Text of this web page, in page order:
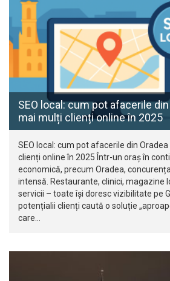
SEO local: cum pot afacerile
mai mulți clienți online în 2025
SEO local: cum pot afacerile din
clienți online în 2025 Într-un oraș în
economică, precum Oradea,
intensă. Restaurante, clinici, magazine
servicii – toate își doresc vizibilitate pe
potențialii clienți caută o soluție
care…